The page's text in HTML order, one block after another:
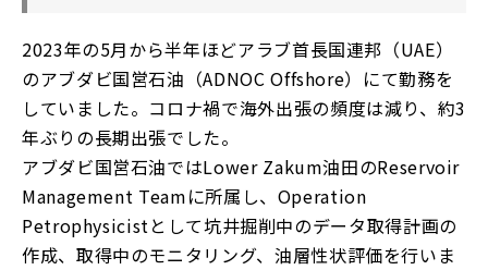
2023年の5月から半年ほどアラブ首長国連邦（UAE）
のアブダビ国営石油（ADNOC Offshore）にて勤務を
していました。コロナ禍で海外出張の頻度は減り、約3
年ぶりの長期出張でした。
アブダビ国営石油ではLower Zakum油田のReservoir
Management Teamに所属し、Operation
Petrophysicistとして坑井掘削中のデータ取得計画の
作成、取得中のモニタリング、油層性状評価を行いま